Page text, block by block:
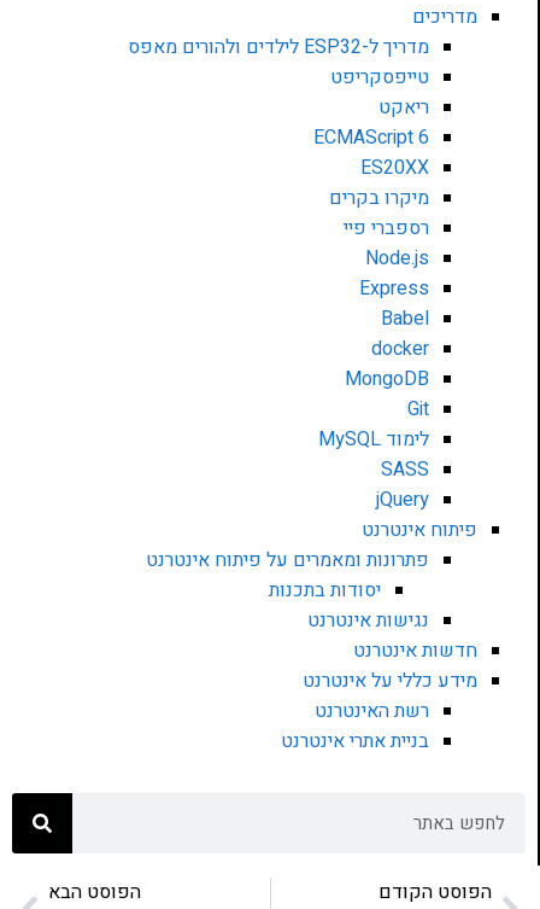
מדריכים
מדריך ל-ESP32 לילדים ולהורים מאפס
טייפסקריפט
ריאקט
ECMAScript 6
ES20XX
מיקרו בקרים
רספברי פיי
Node.js
Express
Babel
docker
MongoDB
Git
לימוד MySQL
SASS
jQuery
פיתוח אינטרנט
פתרונות ומאמרים על פיתוח אינטרנט
יסודות בתכנות
נגישות אינטרנט
חדשות אינטרנט
מידע כללי על אינטרנט
רשת האינטרנט
בניית אתרי אינטרנט
הפוסט הקודם הפוסט הבא